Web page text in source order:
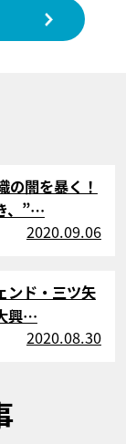
の闇を暴く！
、”…
2020.09.06
ンド・三ツ矢
興…
2020.08.30